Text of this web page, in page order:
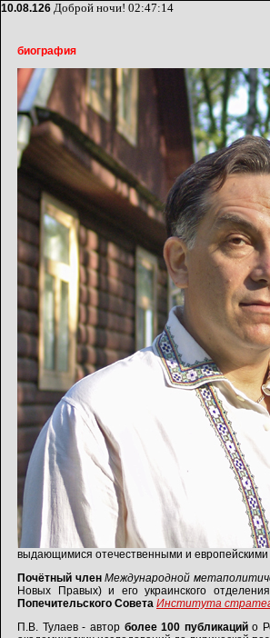
10.08.126 Доброй ночи! 02:47:14
биография
выдающимися отечественными и
Почётный членМеждународной
Новых Правых) и его украинского
Попечительского Совета Института
П.В. Тулаев - автор более 100 публикацийо